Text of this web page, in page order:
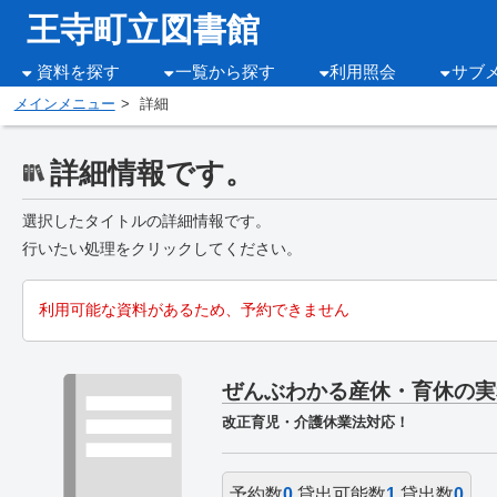
王寺町立図書館
資料を探す 一覧から探す 利用照会 サブ
メインメニュー 詳細
詳細情報です。
選択したタイトルの詳細情報です。
行いたい処理をクリックしてください。
利用可能な資料があるため、予約できません
ぜんぶわかる産休・育休の
改正育児・介護休業法対応！